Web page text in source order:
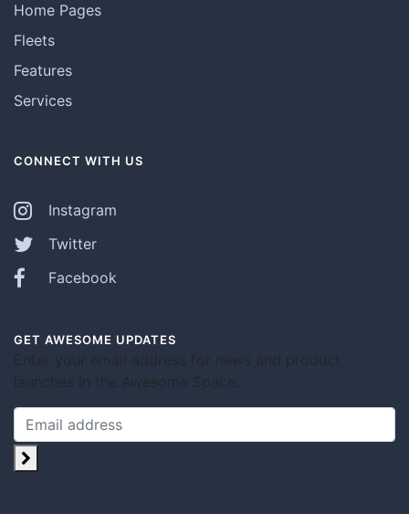
Home Pages
Fleets
Features
Services
CONNECT WITH US
Instagram
Twitter
Facebook
GET AWESOME UPDATES
Enter your email address for news and product
launches in the Awesome Space.